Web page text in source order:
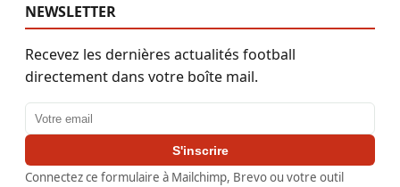
NEWSLETTER
Recevez les dernières actualités football
directement dans votre boîte mail.
Adresse email
S'inscrire
Connectez ce formulaire à Mailchimp, Brevo ou votre outil